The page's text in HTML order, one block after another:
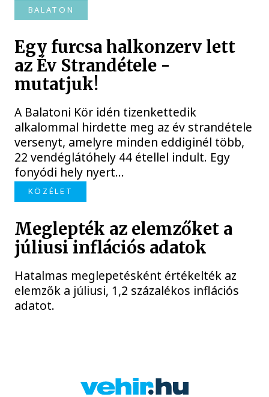
BALATON
Egy furcsa halkonzerv lett
az Év Strandétele -
mutatjuk!
A Balatoni Kör idén tizenkettedik
alkalommal hirdette meg az év strandétele
versenyt, amelyre minden eddiginél több,
22 vendéglátóhely 44 étellel indult. Egy
fonyódi hely nyert...
KÖZÉLET
Meglepték az elemzőket a
júliusi inflációs adatok
Hatalmas meglepetésként értékelték az
elemzők a júliusi, 1,2 százalékos inflációs
adatot.